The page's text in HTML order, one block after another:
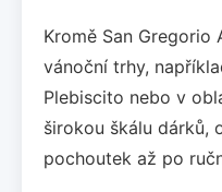
Kromě San Gregorio
vánoční trhy,
Plebiscito nebo v
širokou škálu dárků,
pochoutek až po